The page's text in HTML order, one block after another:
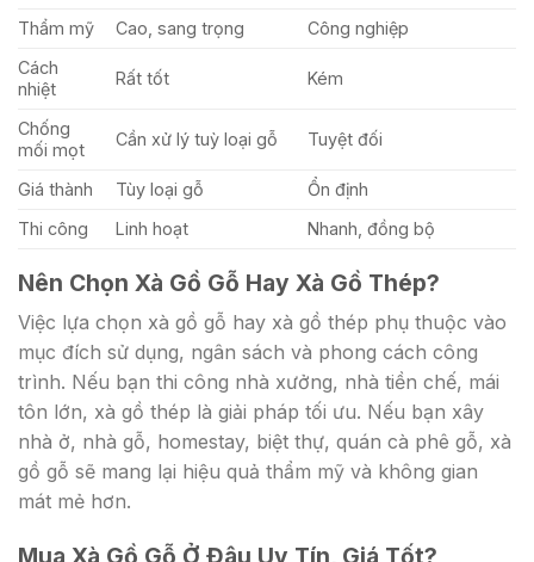
Thẩm mỹ
Cao, sang trọng
Công nghiệp
Cách
nhiệt
Rất tốt Kém
Chống
mối mọt
Cần xử lý tuỳ loại gỗ Tuyệt đối
Giá thành Tùy loại gỗ
Ổn định
Thi công
Linh hoạt Nhanh, đồng bộ
Nên Chọn Xà Gồ Gỗ Hay Xà Gồ Thép?
Việc lựa chọn xà gồ gỗ hay xà gồ thép phụ thuộc vào
mục đích sử dụng, ngân sách và phong cách công
trình. Nếu bạn thi công nhà xưởng, nhà tiền chế, mái
tôn lớn, xà gồ thép là giải pháp tối ưu. Nếu bạn xây
nhà ở, nhà gỗ, homestay, biệt thự, quán cà phê gỗ, xà
gồ gỗ sẽ mang lại hiệu quả thẩm mỹ và không gian
mát mẻ hơn.
Mua Xà Gồ Gỗ Ở Đâu Uy Tín, Giá Tốt?